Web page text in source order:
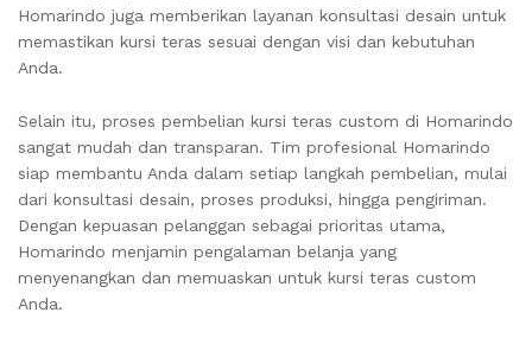
Homarindo juga memberikan layanan konsultasi desain untuk
memastikan kursi teras sesuai dengan visi dan kebutuhan
Anda.
Selain itu, proses pembelian kursi teras custom di Homarindo
sangat mudah dan transparan. Tim profesional Homarindo
siap membantu Anda dalam setiap langkah pembelian, mulai
dari konsultasi desain, proses produksi, hingga pengiriman.
Dengan kepuasan pelanggan sebagai prioritas utama,
Homarindo menjamin pengalaman belanja yang
menyenangkan dan memuaskan untuk kursi teras custom
Anda.